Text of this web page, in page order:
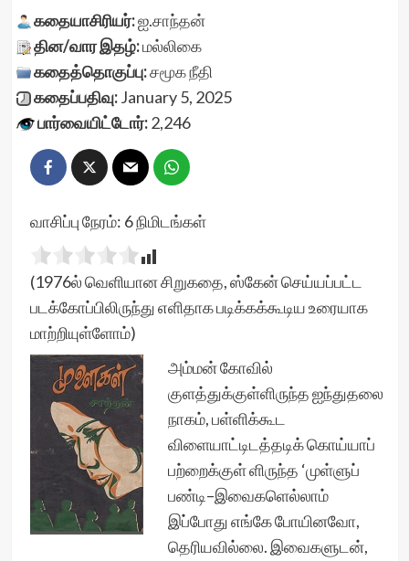
கதையாசிரியர்:ஐ.சாந்தன்
தின/வார இதழ்:மல்லிகை
கதைத்தொகுப்பு:சமூக நீதி
கதைப்பதிவு:January 5, 2025
பார்வையிட்டோர்:2,246
வாசிப்பு நேரம்: 6நிமிடங்கள்
(1976ல் வெளியான சிறுகதை, ஸ்கேன் செய்யப்பட்ட
படக்கோப்பிலிருந்து எளிதாக படிக்கக்கூடிய உரையாக
மாற்றியுள்ளோம்)
அம்மன் கோவில்
குளத்துக்குள்ளிருந்த ஐந்துதலை
நாகம், பள்ளிக்கூட
விளையாட்டிடத்தடிக் கொய்யாப்
பற்றைக்குள் ளிருந்த ‘முள்ளுப்
பண்டி–இவைகளெல்லாம்
இப்போது எங்கே போயினவோ,
தெரியவில்லை. இவைகளுடன்,